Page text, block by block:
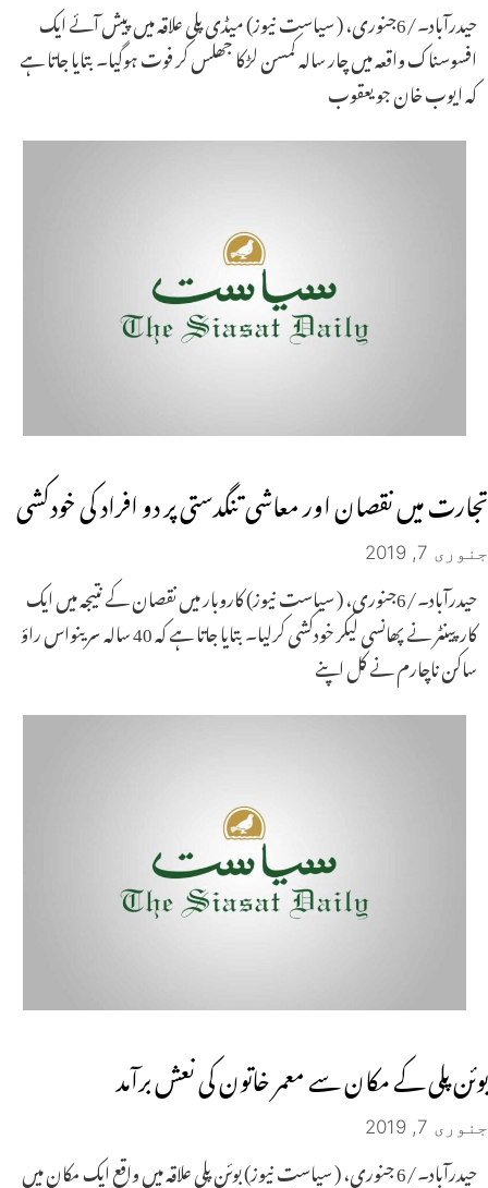
حیدرآباد۔/6جنوری، ( سیاست نیوز) میڈی پلی علاقہ میں پیش آئے ایک
افسوسناک واقعہ میں چار سالہ کمسن لڑکا جھلس کر فوت ہوگیا۔ بتایا جاتا ہے
کہ ایوب خان جو یعقوب
تجارت میں نقصان اور معاشی تنگدستی پر دو افراد کی خودکشی
جنوری 7, 2019
حیدرآباد۔/6جنوری، ( سیاست نیوز) کاروبار میں نقصان کے نتیجہ میں ایک
کارپینٹر نے پھانسی لیکر خودکشی کرلیا۔ بتایا جاتا ہے کہ 40 سالہ سرینواس راؤ
ساکن ناچارم نے کل اپنے
بوئن پلی کے مکان سے معمر خاتون کی نعش برآمد
جنوری 7, 2019
حیدرآباد۔/6 جنوری، ( سیاست نیوز) بوئن پلی علاقہ میں واقع ایک مکان میں